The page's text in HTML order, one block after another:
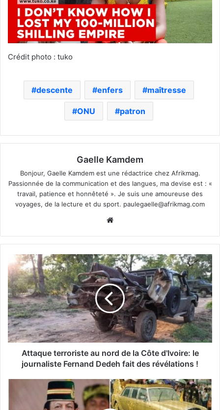
Crédit photo : tuko
descente enfers maîtresse
ONU patron
Gaelle Kamdem
Bonjour, Gaelle Kamdem est une rédactrice chez Afrikmag.
Passionnée de la communication et des langues, ma devise est : «
travail, patience et honnêteté ». Je suis une amoureuse des
voyages, de la lecture et du sport. paulegaelle@afrikmag.com
Attaque terroriste au nord de la Côte d'Ivoire: le
journaliste Fernand Dedeh fait des révélations !